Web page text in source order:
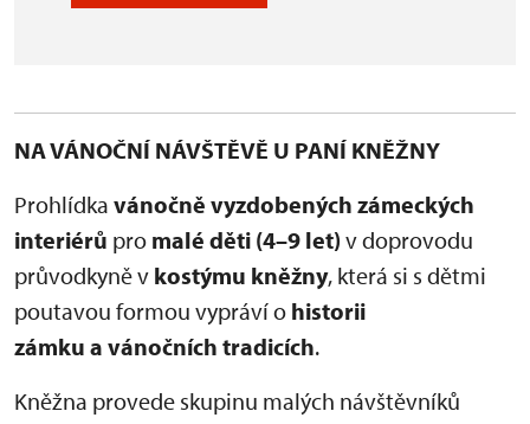
NA VÁNOČNÍ NÁVŠTĚVĚ U PANÍ KNĚŽNY
Prohlídka vánočně vyzdobených zámeckých
interiérů pro malé děti (4–9 let) v doprovodu
průvodkyně v kostýmu kněžny, která si s dětmi
poutavou formou vypráví o historii
zámku a vánočních tradicích.
Kněžna provede skupinu malých návštěvníků